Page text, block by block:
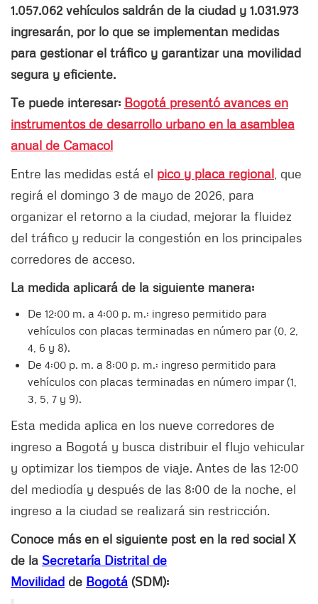
1.057.062 vehículos saldrán de la ciudad y 1.031.973
ingresarán, por lo que se implementan medidas
para gestionar el tráfico y garantizar una movilidad
segura y eficiente.
Te puede interesar: Bogotá presentó avances en
instrumentos de desarrollo urbano en la asamblea
anual de Camacol
Entre las medidas está el pico y placa regional , que
regirá el domingo 3 de mayo de 2026, para
organizar el retorno a la ciudad, mejorar la fluidez
del tráfico y reducir la congestión en los principales
corredores de acceso.
La medida aplicará de la siguiente manera:
De 12:00 m. a 4:00 p. m.: ingreso permitido para
vehículos con placas terminadas en número par (0, 2,
4, 6 y 8).
De 4:00 p. m. a 8:00 p. m.: ingreso permitido para
vehículos con placas terminadas en número impar (1,
3, 5, 7 y 9).
Esta medida aplica en los nueve corredores de
ingreso a Bogotá y busca distribuir el flujo vehicular
y optimizar los tiempos de viaje. Antes de las 12:00
del mediodía y después de las 8:00 de la noche, el
ingreso a la ciudad se realizará sin restricción.
Conoce más en el siguiente post en la red social X
de la Secretaría Distrital de
Movilidad de Bogotá (SDM):